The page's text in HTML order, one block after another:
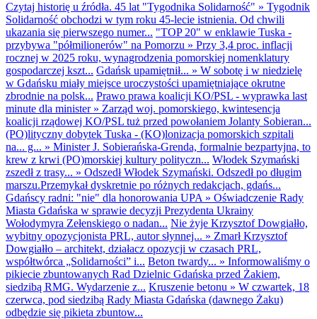
Czytaj historię u źródła. 45 lat "Tygodnika Solidarność" » Tygodnik
Solidarność obchodzi w tym roku 45-lecie istnienia. Od chwili
ukazania się pierwszego numer... "TOP 20" w enklawie Tuska -
przybywa "półmilionerów" na Pomorzu » Przy 3,4 proc. inflacji
rocznej w 2025 roku, wynagrodzenia pomorskiej nomenklatury
gospodarczej kszt... Gdańsk upamiętnił... » W sobotę i w niedzielę
w Gdańsku miały miejsce uroczystości upamiętniające okrutne
zbrodnie na polsk... Prawo prawa koalicji KO/PSL - wyprawka last
minute dla minister» Zarząd woj. pomorskiego, kwintesencja
koalicji rządowej KO/PSL tuż przed powołaniem Jolanty Sobieran...
(PO)lityczny dobytek Tuska - (KO)lonizacja pomorskich szpitali
na... g... » Minister J. Sobierańska-Grenda, formalnie bezpartyjna, to
krew z krwi (PO)morskiej kultury polityczn... Włodek Szymański
zszedł z trasy... » Odszedł Włodek Szymański. Odszedł po długim
marszu.Przemykał dyskretnie po różnych redakcjach, gdańs...
Gdańscy radni: "nie" dla honorowania UPA » Oświadczenie Rady
Miasta Gdańska w sprawie decyzji Prezydenta Ukrainy
Wołodymyra Zełenskiego o nadan... Nie żyje Krzysztof Dowgiałło,
wybitny opozycjonista PRL, autor słynnej... » Zmarł Krzysztof
Dowgiałło – architekt, działacz opozycji w czasach PRL,
współtwórca „Solidarności” i... Beton twardy... » Informowaliśmy o
pikiecie zbuntowanych Rad Dzielnic Gdańska przed Żakiem,
siedzibą RMG. Wydarzenie z... Kruszenie betonu » W czwartek, 18
czerwca, pod siedzibą Rady Miasta Gdańska (dawnego Żaku)
odbędzie się pikieta zbuntow...